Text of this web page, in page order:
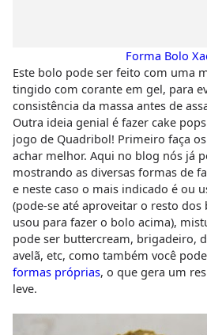
Forma Bolo
Este bolo pode ser feito com uma
tingido com corante em gel, para
consistência da massa antes de
Outra ideia genial é fazer cake
jogo de Quadribol! Primeiro faça
achar melhor. Aqui no blog nós já
mostrando as diversas formas de
e neste caso o mais indicado é ou
(pode-se até aproveitar o resto
usou para fazer o bolo acima),
pode ser buttercream, brigadeiro,
avelã, etc, como também você
formas próprias, o que gera um
leve.